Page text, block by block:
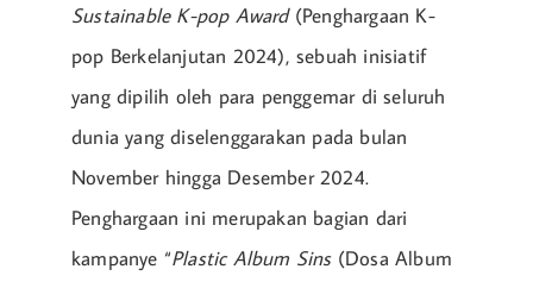
Sustainable K-pop Award(Penghargaan K-
pop Berkelanjutan 2024), sebuah inisiatif
yang dipilih oleh para penggemar di seluruh
dunia yang diselenggarakan pada bulan
November hingga Desember 2024.
Penghargaan ini merupakan bagian dari
kampanye “Plastic Album Sins(Dosa Album